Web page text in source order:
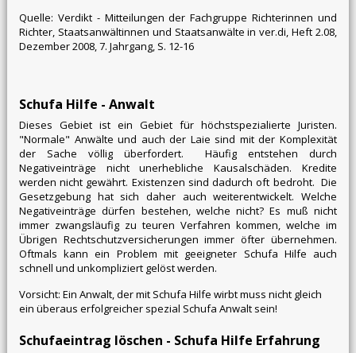
Quelle: Verdikt - Mitteilungen der Fachgruppe Richterinnen und
Richter, Staatsanwältinnen und Staatsanwälte in ver.di, Heft 2.08,
Dezember 2008, 7. Jahrgang, S. 12-16
Schufa Hilfe - Anwalt
Dieses Gebiet ist ein Gebiet für höchstspezialierte Juristen.
"Normale" Anwälte und auch der Laie sind mit der Komplexität
der Sache völlig überfordert. Häufig entstehen durch
Negativeinträge nicht unerhebliche Kausalschäden. Kredite
werden nicht gewährt. Existenzen sind dadurch oft bedroht. Die
Gesetzgebung hat sich daher auch weiterentwickelt. Welche
Negativeinträge dürfen bestehen, welche nicht? Es muß nicht
immer zwangsläufig zu teuren Verfahren kommen, welche im
Übrigen Rechtschutzversicherungen immer öfter übernehmen.
Oftmals kann ein Problem mit geeigneter Schufa Hilfe auch
schnell und unkompliziert gelöst werden.
Vorsicht: Ein Anwalt, der mit Schufa Hilfe wirbt muss nicht gleich
ein überaus erfolgreicher spezial Schufa Anwalt sein!
Schufaeintrag löschen - Schufa Hilfe Erfahrung